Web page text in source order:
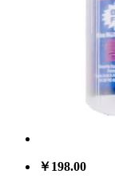
￥198.00